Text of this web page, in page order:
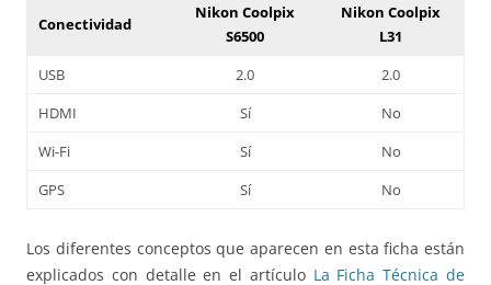
Conectividad
Nikon Coolpix
S6500
Nikon Coolpix
L31
USB
2.0
2.0
HDMI
Sí
No
Wi-Fi
Sí
No
GPS
Sí No
Los diferentes conceptos que aparecen en esta ficha están
explicados con detalle en el artículo La Ficha Técnica de